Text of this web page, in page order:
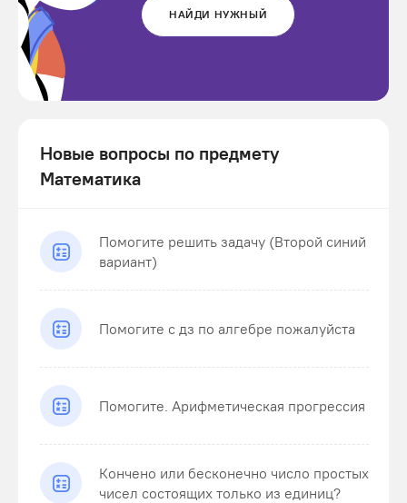
НАЙДИ НУЖНЫЙ
Новые вопросы по предмету
Математика
Помогите решить задачу (Второй синий
вариант)
Помогите с дз по алгебре пожалуйста
Помогите. Арифметическая прогрессия
Кончено или бесконечно число простых
чисел состоящих только из единиц?